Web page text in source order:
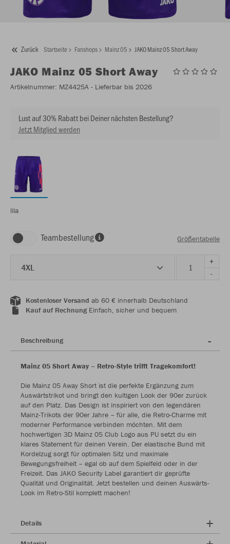
Zurück Startseite Fanshops Mainz 05 JAKO Mainz 05 Short Away
JAKO Mainz 05 Short Away
Artikelnummer: MZ4425A - Lieferbar bis 2026
Lust auf 30% Rabatt bei Deiner nächsten Bestellung?
Jetzt Mitglied werden
lila
Teambestellung Größentabelle
4XL
+
-
Kostenloser Versand ab 60 € innerhalb Deutschland
Kauf auf RechnungEinfach, sicher und bequem
Beschreibung
Mainz 05 Short Away – Retro-Style trifft Tragekomfort!
Die Mainz 05 Away Short ist die perfekte Ergänzung zum
Auswärtstrikot und bringt den kultigen Look der 90er zurück
auf den Platz. Das Design ist inspiriert von den legendären
Mainz-Trikots der 90er Jahre – für alle, die Retro-Charme mit
moderner Performance verbinden möchten. Mit dem
hochwertigen 3D Mainz 05 Club Logo aus PU setzt du ein
klares Statement für deinen Verein. Der elastische Bund mit
Kordelzug sorgt für optimalen Sitz und maximale
Bewegungsfreiheit – egal ob auf dem Spielfeld oder in der
Freizeit. Das JAKO Security Label garantiert dir geprüfte
Qualität und Originalität. Jetzt bestellen und deinen Auswärts-
Look im Retro-Stil komplett machen!
Details